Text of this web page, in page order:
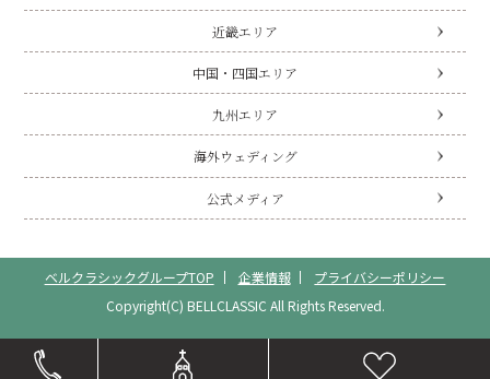
近畿エリア
中国・四国エリア
九州エリア
海外ウェディング
公式メディア
ベルクラシックグループTOP 企業情報
プライバシーポリシー
Copyright(C) BELLCLASSIC All Rights Reserved.